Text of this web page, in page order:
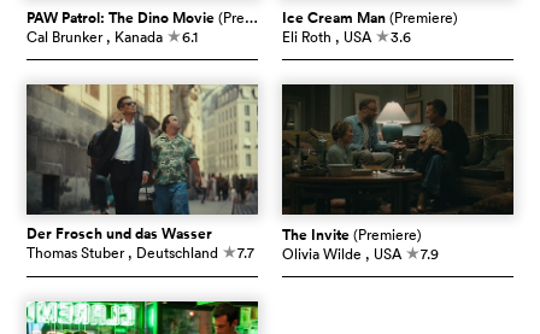
PAW Patrol: The Dino Movie(Premiere)
Cal Brunker , Kanada c6.1
Ice Cream Man(Premiere)
Eli Roth , USA c3.6
Der Frosch und das Wasser
Thomas Stuber , Deutschland c7.7
The Invite(Premiere)
Olivia Wilde , USA c7.9